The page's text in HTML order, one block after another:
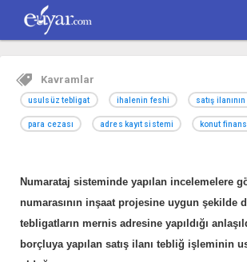
Kavramlar
usulsüz tebligat ihalenin feshi satış
para cezası adres kayıt sistemi konut
Numarataj sisteminde yapılan incelemelere
numarasının inşaat projesine uygun şekilde
tebligatların mernis adresine yapıldığı
borçluya yapılan satış ilanı tebliğ işleminin